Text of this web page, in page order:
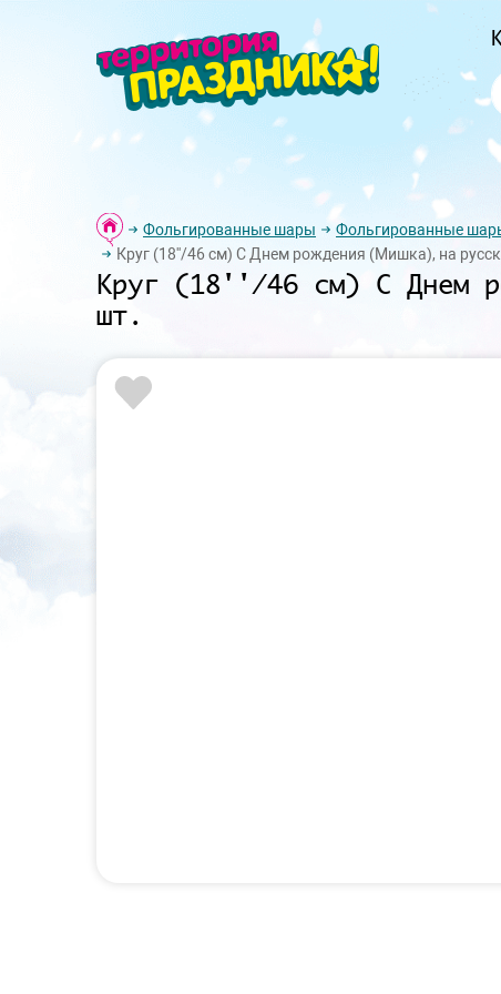
Фольгированные шары Фольгированные
Круг (18''/46 см) С Днем рождения (Мишка), на
Круг (18''/46 см) С Днем
шт.